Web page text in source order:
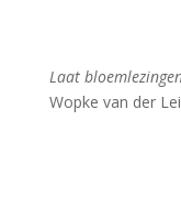
Laat
Wopke van der Lei